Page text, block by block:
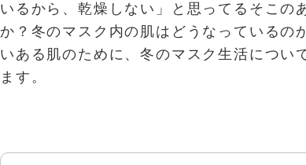
いるから、乾燥しない」と思ってるそこの
か？冬のマスク内の肌はどうなっているの
いある肌のために、冬のマスク生活につい
ます。